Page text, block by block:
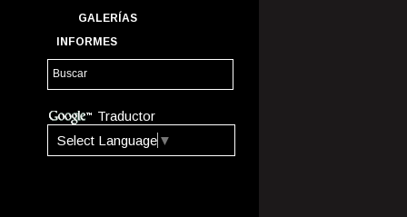
GALERÍAS
INFORMES
Traductor
Select Language ▼